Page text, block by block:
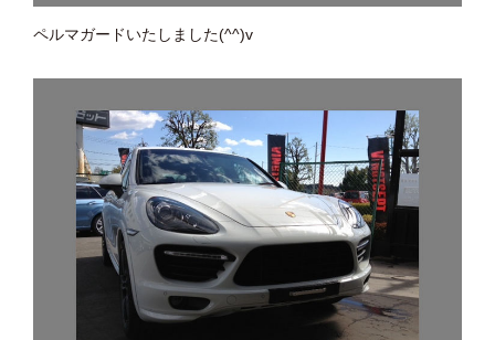
ペルマガードいたしました(^^)v